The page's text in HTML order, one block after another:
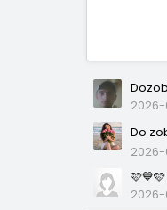
2026-
Do
🩷💙🩷